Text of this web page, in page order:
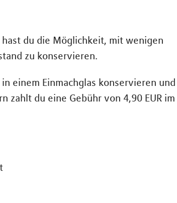
du die Möglichkeit, mit wenigen
zu konservieren.
einem Einmachglas konservieren und
zahlt du eine Gebühr von 4,90 EUR im